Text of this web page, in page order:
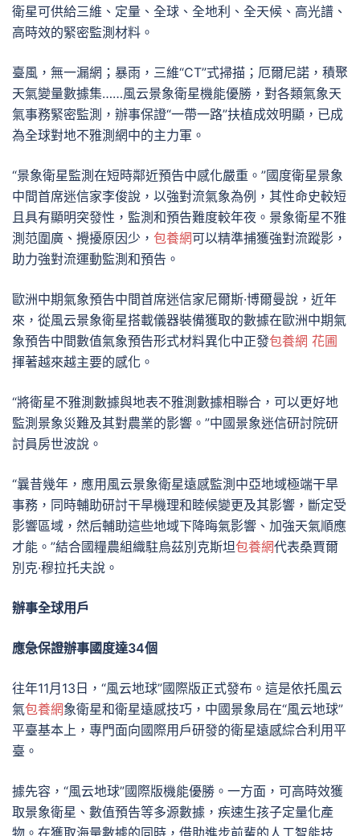
衛星可供給三維、定量、全球、全地利、全天候、高光譜、
高時效的緊密監測材料。
臺風，無一漏網；暴雨，三維“CT”式掃描；厄爾尼諾，積聚
天氣變量數據集……風云景象衛星機能優勝，對各類氣象天
氣事務緊密監測，辦事保證“一帶一路”扶植成效明顯，已成
為全球對地不雅測網中的主力軍。
“景象衛星監測在短時鄰近預告中感化嚴重。”國度衛星景象
中間首席迷信家李俊說，以強對流氣象為例，其性命史較短
且具有顯明突發性，監測和預告難度較年夜。景象衛星不雅
測范圍廣、攪擾原因少， 包養網可以精準捕獲強對流蹤影，
助力強對流運動監測和預告。
歐洲中期氣象預告中間首席迷信家尼爾斯·博爾曼說，近年
來，從風云景象衛星搭載儀器裝備獲取的數據在歐洲中期氣
象預告中間數值氣象預告形式材料異化中正發包養網 花圃
揮著越來越主要的感化。
“將衛星不雅測數據與地表不雅測數據相聯合，可以更好地
監測景象災難及其對農業的影響。”中國景象迷信研討院研
討員房世波說。
“曩昔幾年，應用風云景象衛星遠感監測中亞地域極端干旱
事務，同時輔助研討干旱機理和睦候變更及其影響，斷定受
影響區域，然后輔助這些地域下降晦氣影響、加強天氣順應
才能。”結合國糧農組織駐烏茲別克斯坦包養網代表桑賈爾
別克·穆拉托夫說。
辦事全球用戶
應急保證辦事國度達34個
往年11月13日，“風云地球”國際版正式發布。這是依托風云
氣包養網象衛星和衛星遠感技巧，中國景象局在“風云地球”
平臺基本上，專門面向國際用戶研發的衛星遠感綜合利用平
臺。
據先容，“風云地球”國際版機能優勝。一方面，可高時效獲
取景象衛星、數值預告等多源數據，疾速生孩子定量化產
物。在獲取海量數據的同時，借助進步前輩的人工智能技